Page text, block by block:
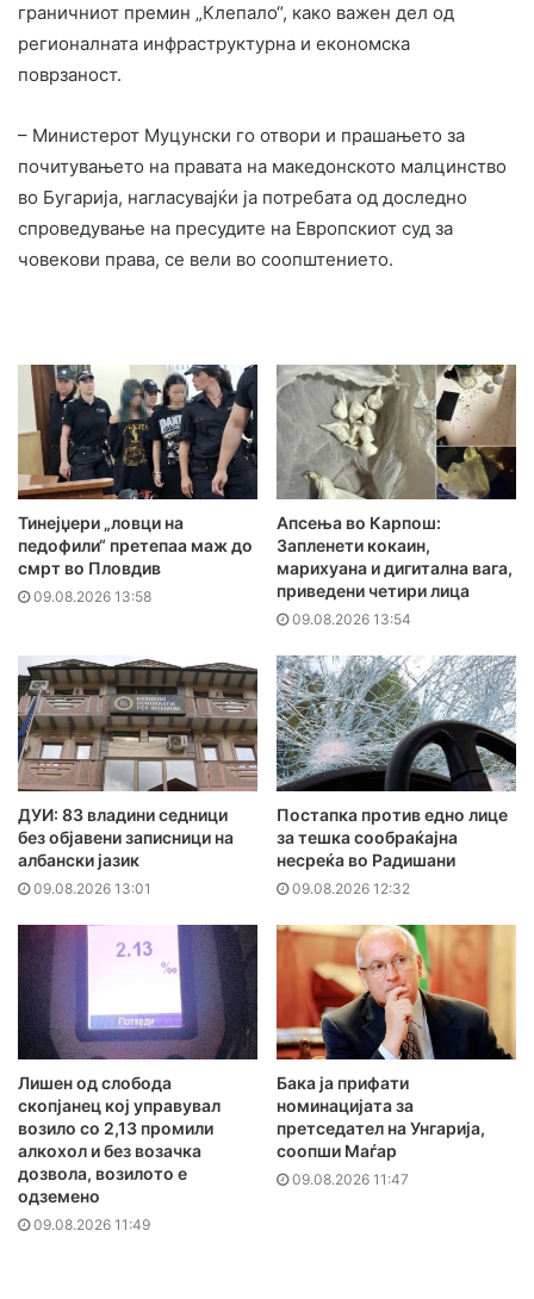
граничниот премин „Клепало“, како важен дел од
регионалната инфраструктурна и економска
поврзаност.
– Министерот Муцунски го отвори и прашањето за
почитувањето на правата на македонското малцинство
во Бугарија, нагласувајќи ја потребата од доследно
спроведување на пресудите на Европскиот суд за
човекови права, се вели во соопштението.
Тинејџери „ловци на
педофили“ претепаа маж до
смрт во Пловдив
09.08.2026 13:58
Апсења во Карпош:
Запленети кокаин,
марихуана и дигитална вага,
приведени четири лица
09.08.2026 13:54
ДУИ: 83 владини седници
без објавени записници на
албански јазик
09.08.2026 13:01
Постапка против едно лице
за тешка сообраќајна
несреќа во Радишани
09.08.2026 12:32
Лишен од слобода
скопјанец кој управувал
возило со 2,13 промили
алкохол и без возачка
дозвола, возилото е
одземено
09.08.2026 11:49
Бака ја прифати
номинацијата за
претседател на Унгарија,
соопши Маѓар
09.08.2026 11:47